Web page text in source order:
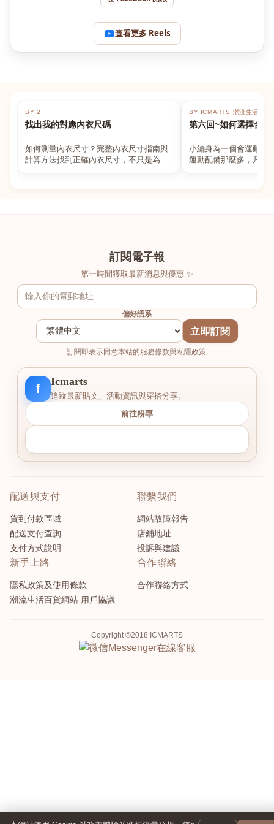
查看更多 Reels
BY 2
找出我的對應內衣尺碼
如何測量內衣尺寸？完整內衣尺寸指南與
計算方法找到正確內衣尺寸，不只是為了
BY ICMARTS 潮流生活百貨
第六回~如何選擇合適
小編身為一個會運動的
運動配備那麼多，凡舉
訂閱電子報
第一時間獲取最新消息與優惠 ✨
偏好語系
立即訂閱
訂閱即表示同意本站的服務條款與私隱政策.
f
Icmarts
追蹤最新貼文、活動資訊與穿搭分享。
前往粉專
配送與支付
貨到付款區域
配送支付查詢
支付方式說明
聯繫我們
網站故障報告
店鋪地址
投訴與建議
新手上路
隱私政策及使用條款
潮流生活百貨網站 用戶協議
合作聯絡
合作聯絡方式
Copyright ©2018 ICMARTS
Messenger在線客服